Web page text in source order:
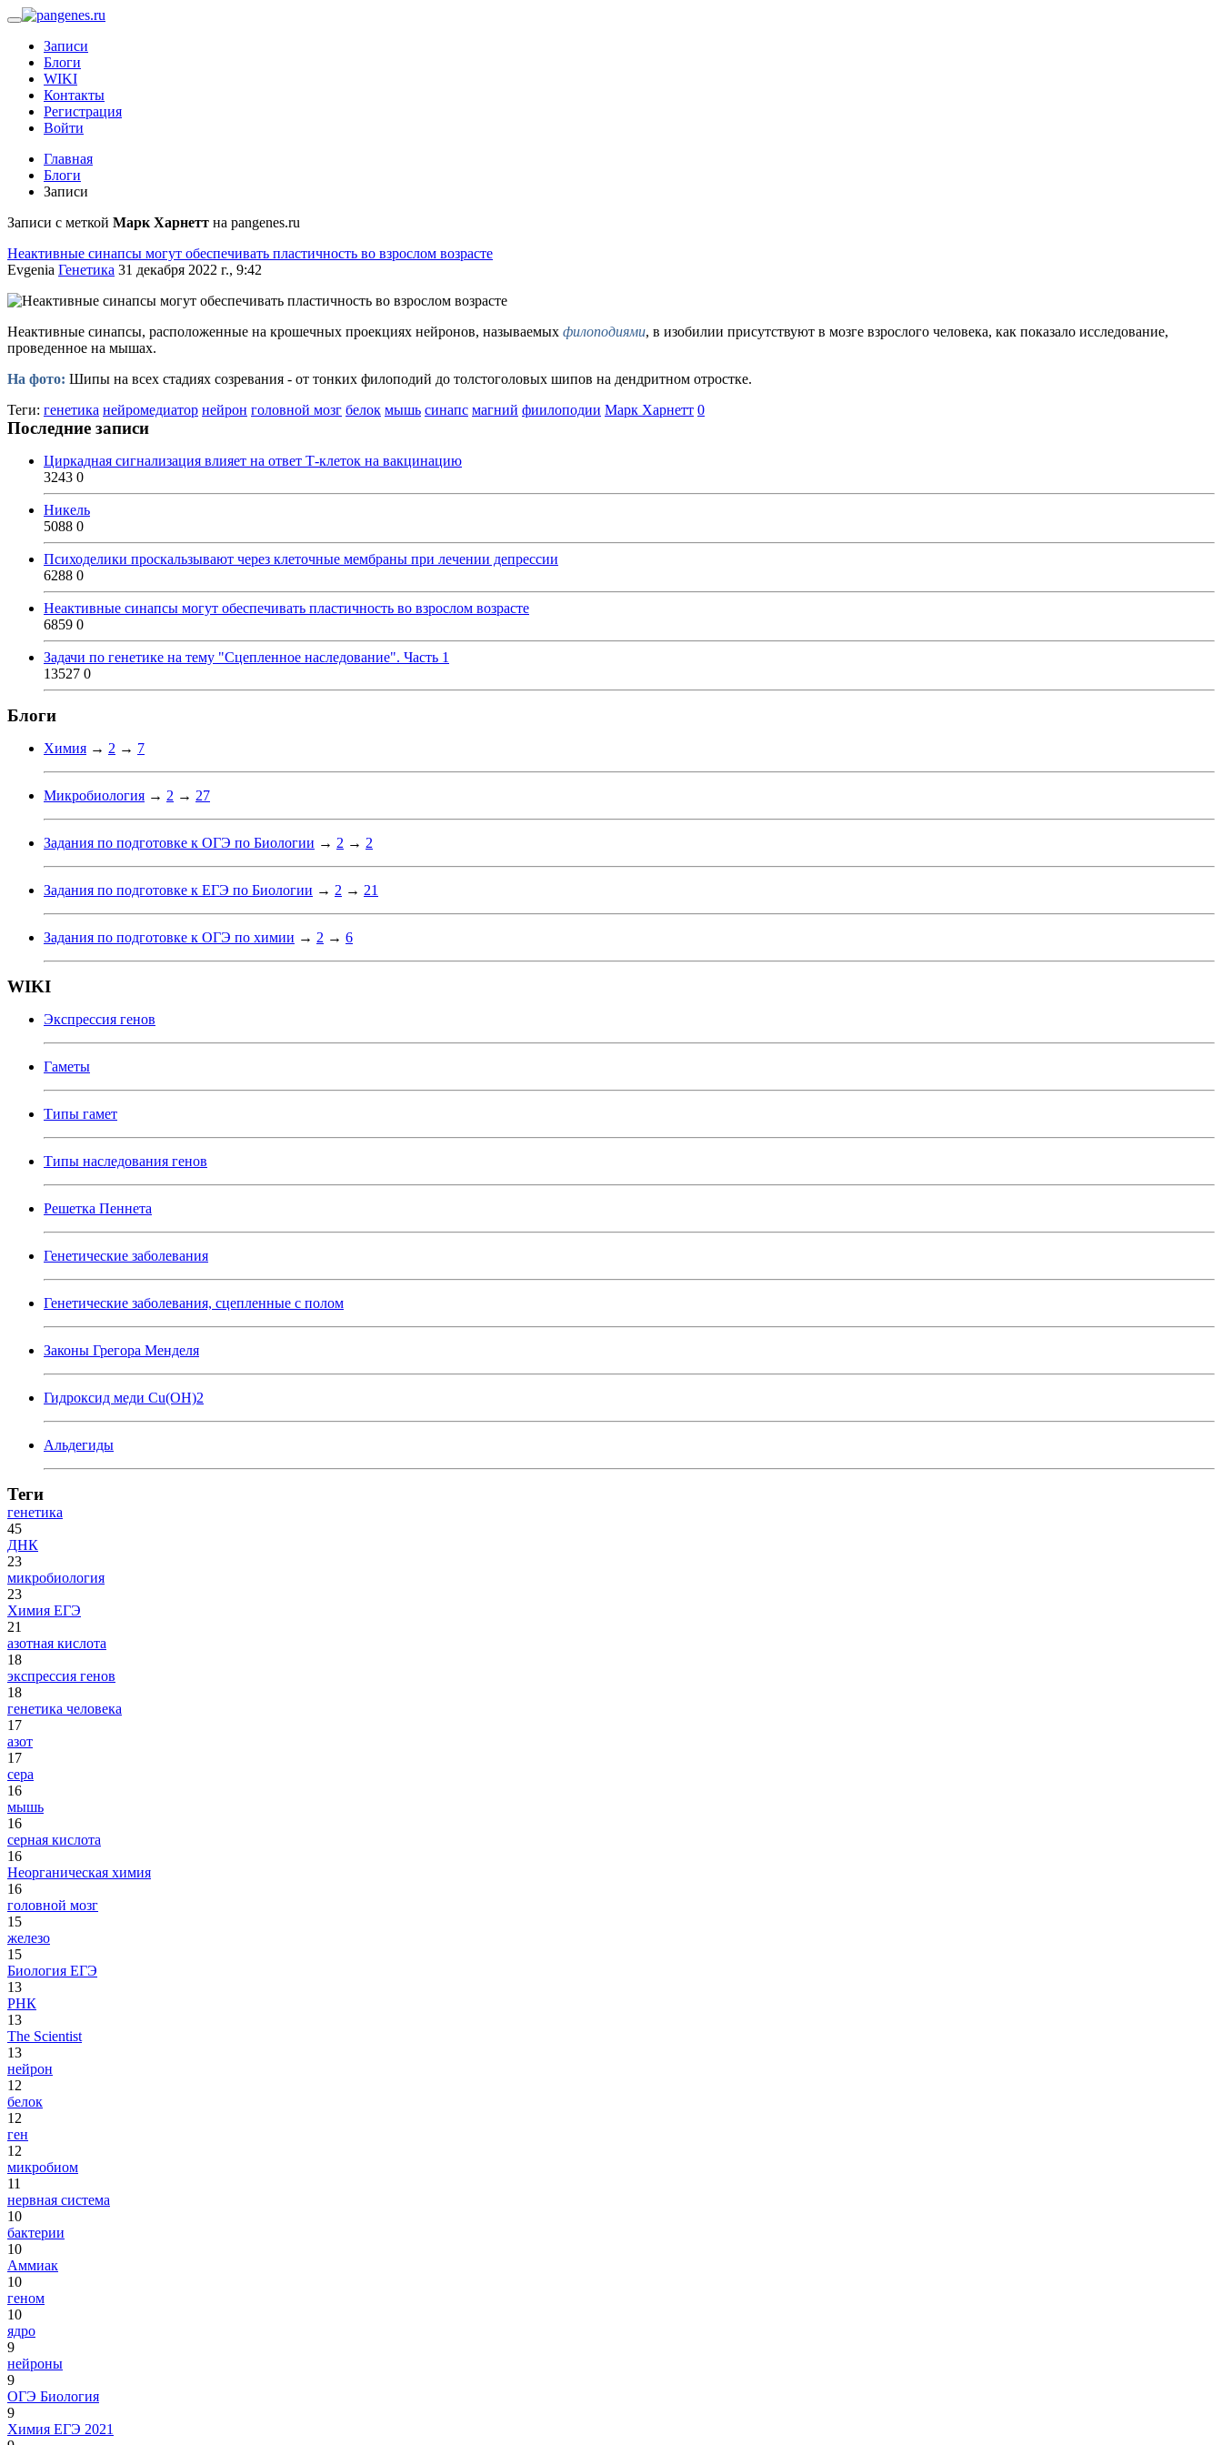
Записи
Блоги
WIKI
Контакты
Регистрация
Войти
Главная
Блоги
Записи
Записи с меткой Марк Харнетт на pangenes.ru
Неактивные синапсы могут обеспечивать пластичность во взрослом возрасте
Evgenia Генетика 31 декабря 2022 г., 9:42
Неактивные синапсы, расположенные на крошечных проекциях нейронов, называемых филоподиями, в изобилии присутствуют в мозге взрослого человека, как показало исследование,
проведенное на мышах.
На фото: Шипы на всех стадиях созревания - от тонких филоподий до толстоголовых шипов на дендритном отростке.
Теги: генетика нейромедиатор нейрон головной мозг белок мышь синапс магний фиилоподии Марк Харнетт 0
Последние записи
Циркадная сигнализация влияет на ответ Т-клеток на вакцинацию
3243 0
Никель
5088 0
Психоделики проскальзывают через клеточные мембраны при лечении депрессии
6288 0
Неактивные синапсы могут обеспечивать пластичность во взрослом возрасте
6859 0
Задачи по генетике на тему "Сцепленное наследование". Часть 1
13527 0
Блоги
Химия → 2 → 7
Микробиология → 2 → 27
Задания по подготовке к ОГЭ по Биологии → 2 → 2
Задания по подготовке к ЕГЭ по Биологии → 2 → 21
Задания по подготовке к ОГЭ по химии → 2 → 6
WIKI
Экспрессия генов
Гаметы
Типы гамет
Типы наследования генов
Решетка Пеннета
Генетические заболевания
Генетические заболевания, сцепленные с полом
Законы Грегора Менделя
Гидроксид меди Cu(OH)2
Альдегиды
Теги
генетика
45
ДНК
23
микробиология
23
Химия ЕГЭ
21
азотная кислота
18
экспрессия генов
18
генетика человека
17
азот
17
сера
16
мышь
16
серная кислота
16
Неорганическая химия
16
головной мозг
15
железо
15
Биология ЕГЭ
13
РНК
13
The Scientist
13
нейрон
12
белок
12
ген
12
микробиом
11
нервная система
10
бактерии
10
Аммиак
10
геном
10
ядро
9
нейроны
9
ОГЭ Биология
9
Химия ЕГЭ 2021